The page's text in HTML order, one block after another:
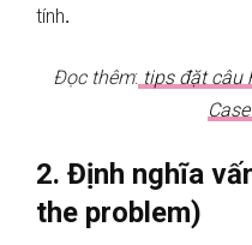
tính.
Đọc thêm: tips đặt câu
2. Định nghĩa
the problem)